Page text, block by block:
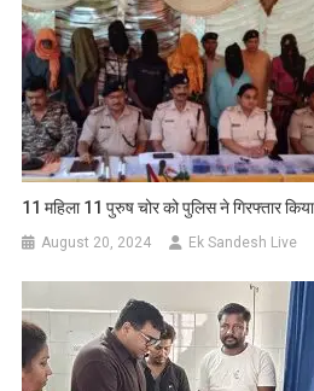
11 महिला 11 पुरुष चोर को पुलिस ने गिरफ्तार किया
August 20, 2024 Ek Sandesh Live